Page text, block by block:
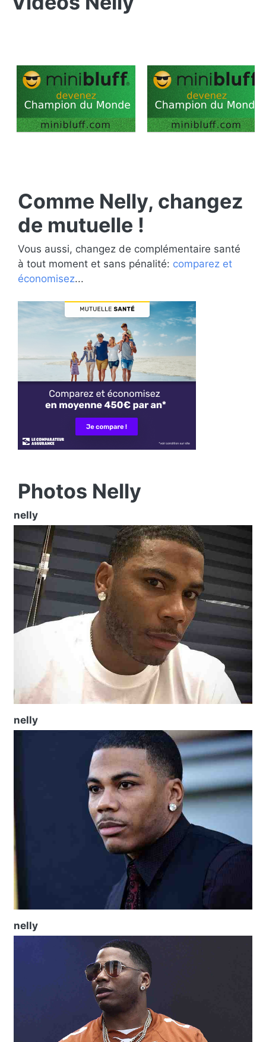
Comme Nelly, changez
de mutuelle !
Vous aussi, changez de complémentaire santé
à tout moment et sans pénalité: comparez et
économisez...
Photos Nelly
nelly
nelly
nelly